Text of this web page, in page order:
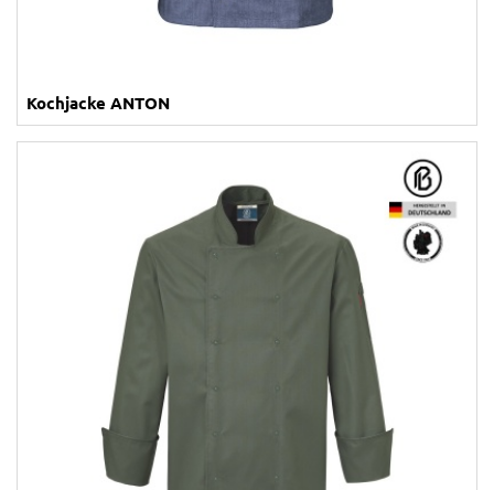
Kochjacke ANTON